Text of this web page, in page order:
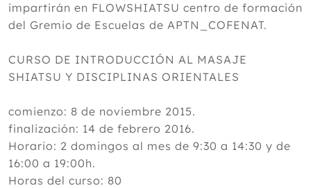
impartirán en FLOWSHIATSU centro de formación
del Gremio de Escuelas de APTN_COFENAT.
CURSO DE INTRODUCCIÓN AL MASAJE
SHIATSU Y DISCIPLINAS ORIENTALES
comienzo: 8 de noviembre 2015.
finalización: 14 de febrero 2016.
Horario: 2 domingos al mes de 9:30 a 14:30 y de
16:00 a 19:00h.
Horas del curso: 80